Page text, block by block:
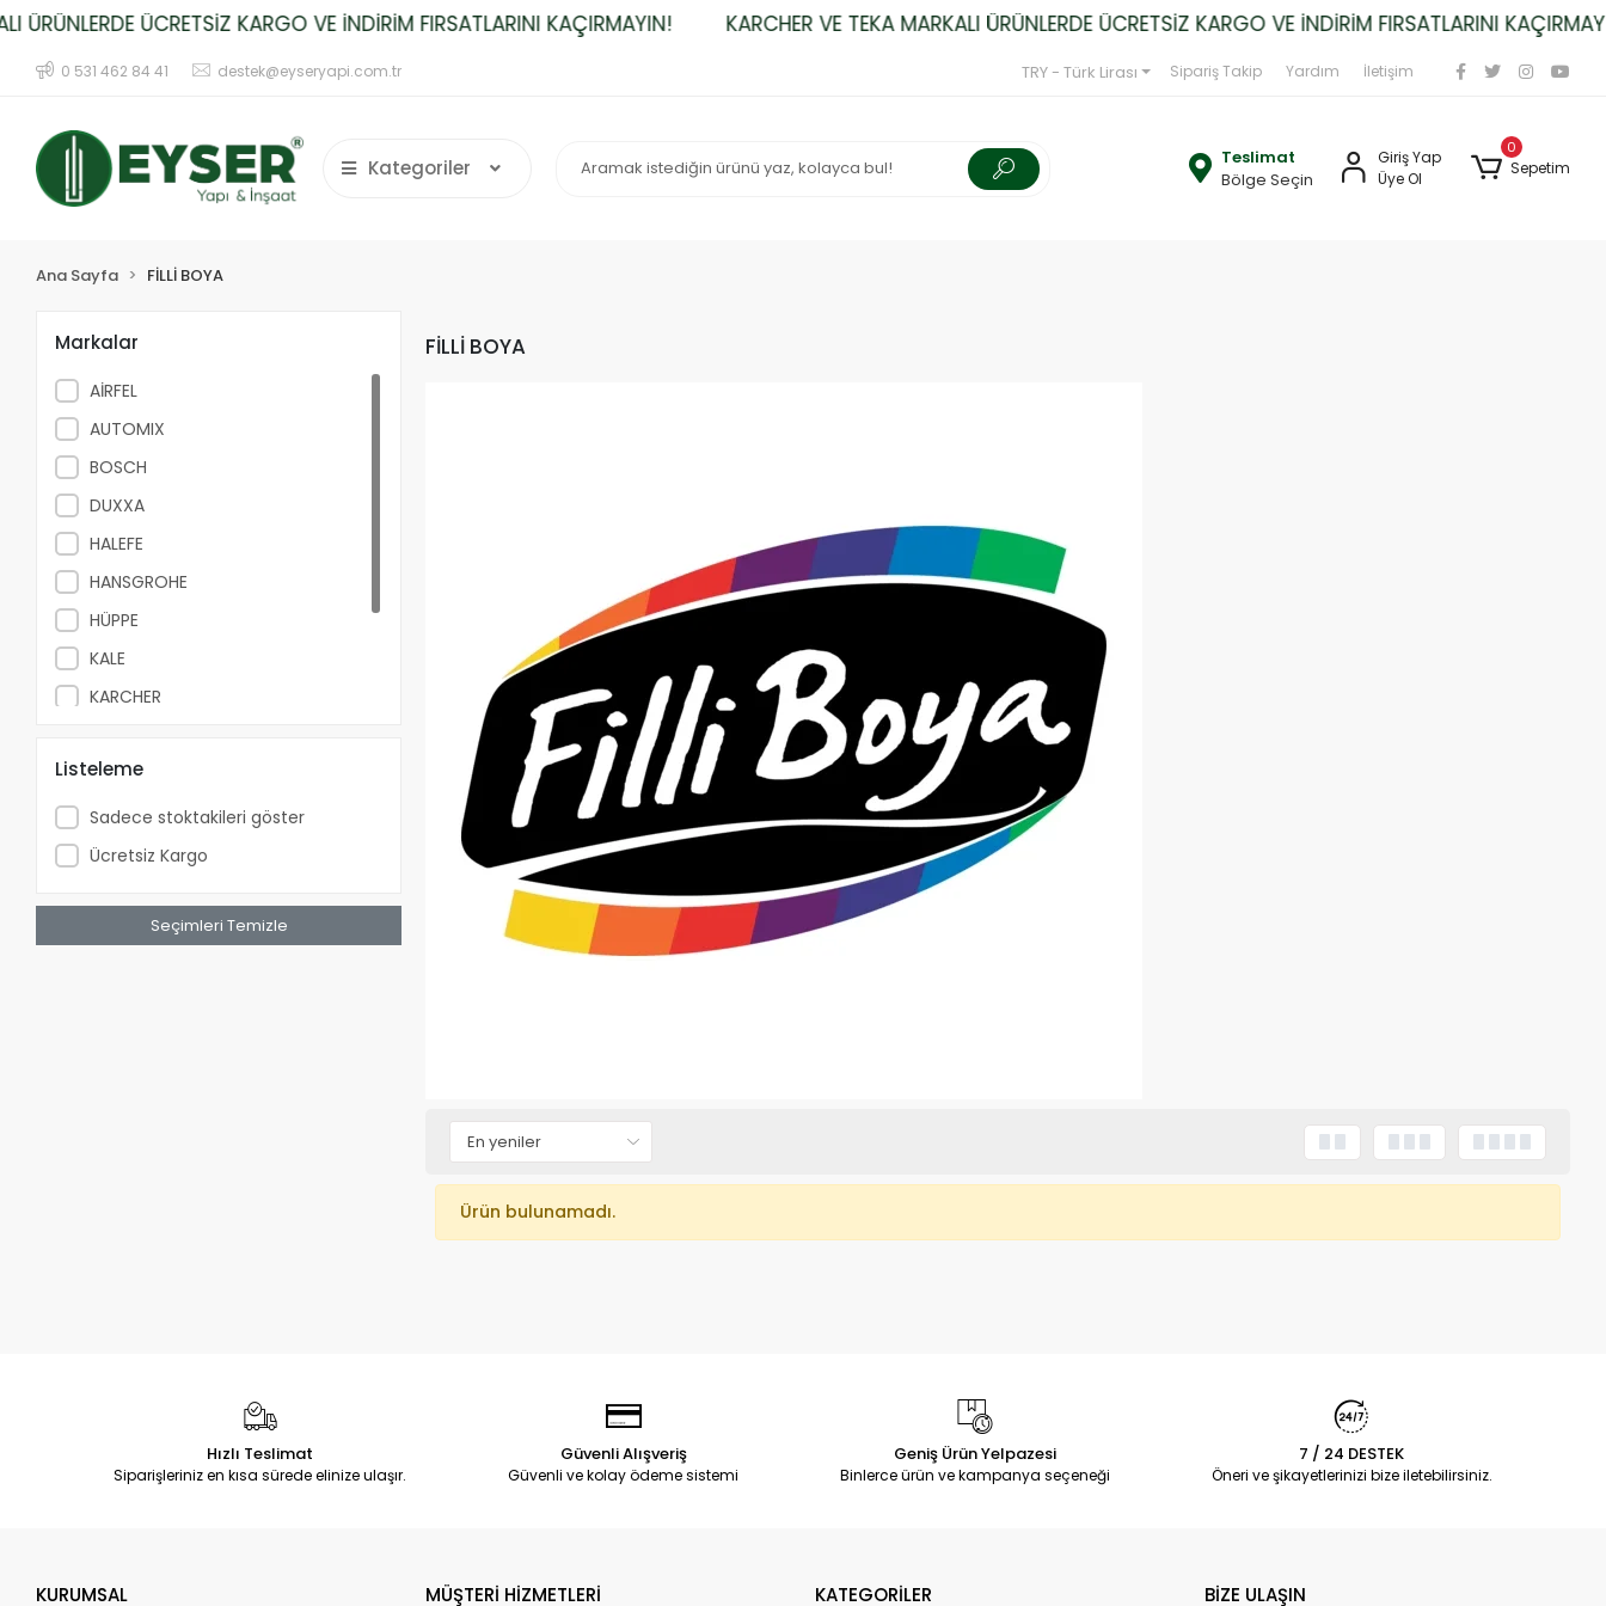
ÜCRETSİZ KARGO VE İNDİRİM FIRSATLARINI KAÇIRMAYIN! KARCHER VE TEKA MARKALI ÜRÜNLERDE ÜCRETSİZ KARGO VE İNDİRİM FIRSATLARINI
0 531 462 84 41 destek@eyseryapi.com.tr TRY - Türk Lirası Sipariş Takip Yardım İletişim
Kategoriler
Teslimat
Bölge Seçin
Giriş Yap
Üye Ol
0
Sepetim
Ana Sayfa FİLLİ BOYA
Markalar
AİRFEL
AUTOMIX
BOSCH
DUXXA
HALEFE
HANSGROHE
HÜPPE
KALE
KARCHER
TEKA
WURTH
Listeleme
Sadece stoktakileri göster
Ücretsiz Kargo
Seçimleri Temizle
FİLLİ BOYA
Ürün bulunamadı.
Hızlı Teslimat
Siparişleriniz en kısa sürede elinize ulaşır.
Güvenli Alışveriş
Güvenli ve kolay ödeme sistemi
Geniş Ürün Yelpazesi
Binlerce ürün ve kampanya seçeneği
7 / 24 DESTEK
Öneri ve şikayetlerinizi bize iletebilirsiniz.
KURUMSAL MÜŞTERİ HİZMETLERİ KATEGORİLER BİZE ULAŞIN